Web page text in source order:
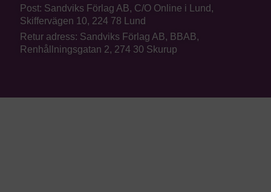
Post: Sandviks Förlag AB, C/O Online i Lund,
Skiffervägen 10, 224 78 Lund
Retur adress: Sandviks Förlag AB, BBAB,
Renhållningsgatan 2, 274 30 Skurup